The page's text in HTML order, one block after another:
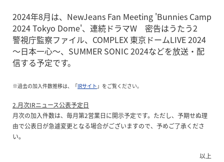
2024年8月は、NewJeans Fan Meeting 'Bunnies Camp
2024 Tokyo Dome'、連続ドラマW 密告はうたう2
警視庁監察ファイル、COMPLEX 東京ドームLIVE 2024
～日本一心～、SUMMER SONIC 2024などを放送・配
信する予定です。
※過去の加入件数推移は、「IRサイト 」をご覧ください。
2.月次IRニュース公表予定日
月次の加入件数は、毎月第2営業日に開示予定です。ただし、予期せぬ理
由で公表日が急遽変更となる場合がございますので、予めご了承くださ
い。
以上